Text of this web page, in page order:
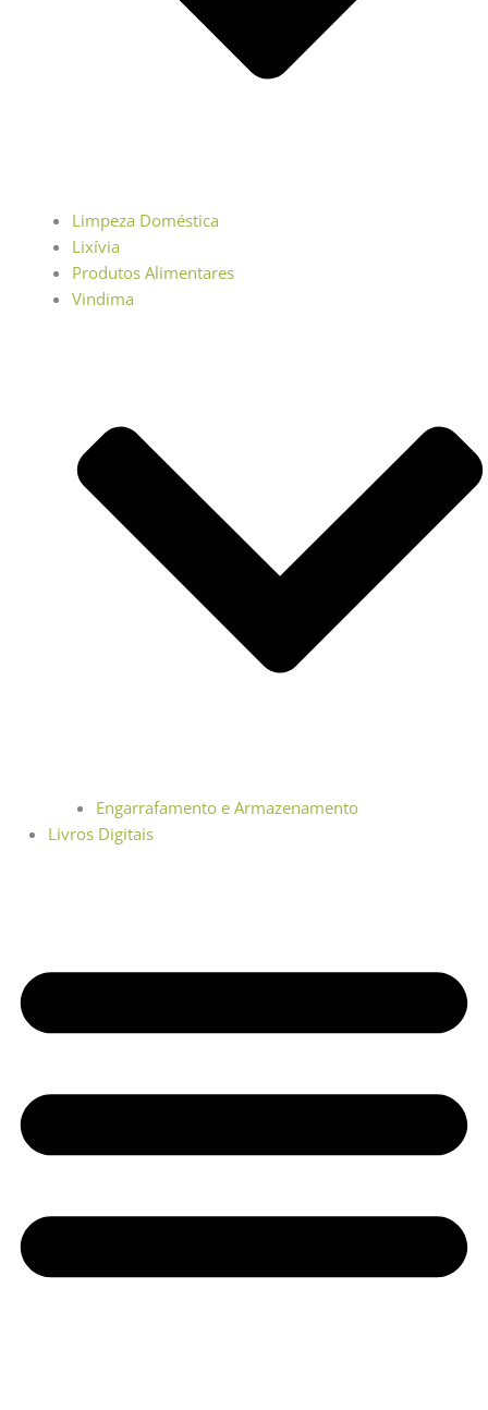
Limpeza Doméstica
Lixívia
Produtos Alimentares
Vindima
Engarrafamento e Armazenamento
Livros Digitais